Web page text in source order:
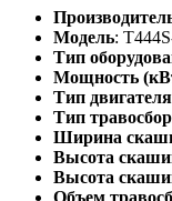
Модель:
Тип
Мощность
Тип двигателя
Тип
Ширина
Высота
Высота